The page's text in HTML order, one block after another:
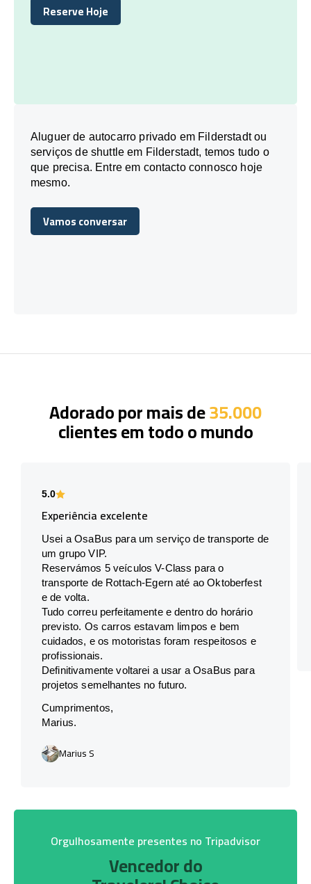
Reserve Hoje
Reserve Hoje
Aluguer de autocarro privado em Filderstadt ou
serviços de shuttle em Filderstadt, temos tudo o
que precisa. Entre em contacto connosco hoje
mesmo.
Vamos conversar
Vamos conversar
Adorado por mais de35.000
clientes em todo o mundo
5.0
Experiência excelente
Usei a OsaBus para um serviço de transporte de
um grupo VIP.
Reservámos 5 veículos V-Class para o
transporte de Rottach-Egern até ao Oktoberfest
e de volta.
Tudo correu perfeitamente e dentro do horário
previsto. Os carros estavam limpos e bem
cuidados, e os motoristas foram respeitosos e
profissionais.
Definitivamente voltarei a usar a OsaBus para
projetos semelhantes no futuro.
Cumprimentos,
Marius.
Marius S
Orgulhosamente presentes no Tripadvisor
Vencedor do